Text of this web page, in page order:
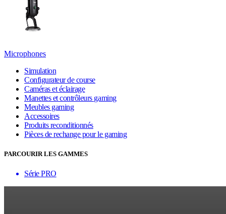
Microphones
Simulation
Configurateur de course
Caméras et éclairage
Manettes et contrôleurs gaming
Meubles gaming
Accessoires
Produits reconditionnés
Pièces de rechange pour le gaming
PARCOURIR LES GAMMES
Série PRO